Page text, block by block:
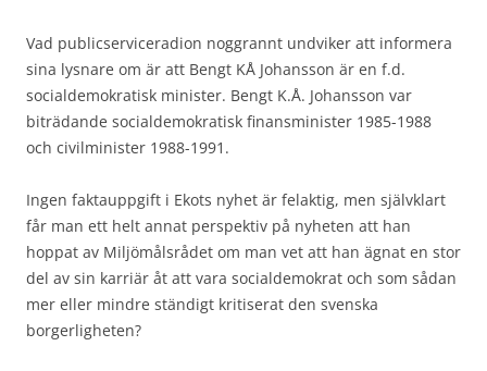
Vad publicserviceradion noggrannt undviker att informera
sina lysnare om är att Bengt KÅ Johansson är en f.d.
socialdemokratisk minister. Bengt K.Å. Johansson var
biträdande socialdemokratisk finansminister 1985-1988
och civilminister 1988-1991.
Ingen faktauppgift i Ekots nyhet är felaktig, men självklart
får man ett helt annat perspektiv på nyheten att han
hoppat av Miljömålsrådet om man vet att han ägnat en stor
del av sin karriär åt att vara socialdemokrat och som sådan
mer eller mindre ständigt kritiserat den svenska
borgerligheten?